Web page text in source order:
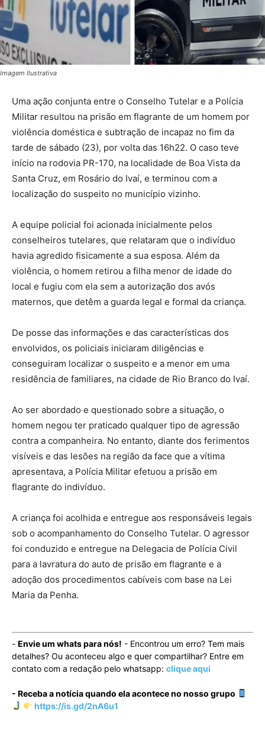
Imagem Ilustrativa
Uma ação conjunta entre o Conselho Tutelar e a Polícia
Militar resultou na prisão em flagrante de um homem por
violência doméstica e subtração de incapaz no fim da
tarde de sábado (23), por volta das 16h22. O caso teve
início na rodovia PR-170, na localidade de Boa Vista da
Santa Cruz, em Rosário do Ivaí, e terminou com a
localização do suspeito no município vizinho.
A equipe policial foi acionada inicialmente pelos
conselheiros tutelares, que relataram que o indivíduo
havia agredido fisicamente a sua esposa. Além da
violência, o homem retirou a filha menor de idade do
local e fugiu com ela sem a autorização dos avós
maternos, que detêm a guarda legal e formal da criança.
De posse das informações e das características dos
envolvidos, os policiais iniciaram diligências e
conseguiram localizar o suspeito e a menor em uma
residência de familiares, na cidade de Rio Branco do Ivaí.
Ao ser abordado e questionado sobre a situação, o
homem negou ter praticado qualquer tipo de agressão
contra a companheira. No entanto, diante dos ferimentos
visíveis e das lesões na região da face que a vítima
apresentava, a Polícia Militar efetuou a prisão em
flagrante do indivíduo.
A criança foi acolhida e entregue aos responsáveis legais
sob o acompanhamento do Conselho Tutelar. O agressor
foi conduzido e entregue na Delegacia de Polícia Civil
para a lavratura do auto de prisão em flagrante e a
adoção dos procedimentos cabíveis com base na Lei
Maria da Penha.
- Envie um whats para nós! - Encontrou um erro? Tem mais
detalhes? Ou aconteceu algo e quer compartilhar? Entre em
contato com a redação pelo whatsapp: clique aqui
- Receba a notícia quando ela acontece no nosso grupo
https://is.gd/2nA6u1